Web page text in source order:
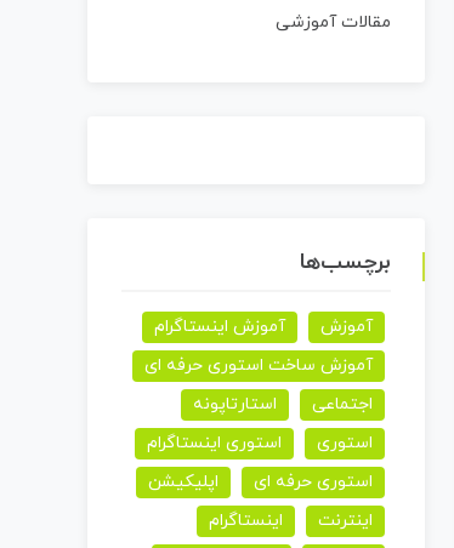
مقالات آموزشی
برچسب‌ها
آموزش
آموزش اینستاگرام
آموزش ساخت استوری حرفه ای
اجتماعی
استارتاپونه
استوری
استوری اینستاگرام
استوری حرفه ای
اپلیکیشن
اینترنت
اینستاگرام